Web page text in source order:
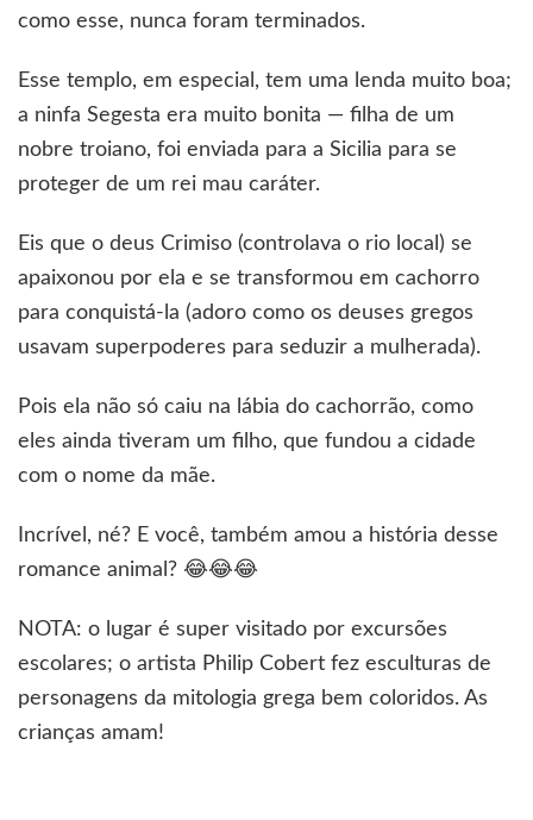
como esse, nunca foram terminados.
Esse templo, em especial, tem uma lenda muito boa;
a ninfa Segesta era muito bonita — filha de um
nobre troiano, foi enviada para a Sicilia para se
proteger de um rei mau caráter.
Eis que o deus Crimiso (controlava o rio local) se
apaixonou por ela e se transformou em cachorro
para conquistá-la (adoro como os deuses gregos
usavam superpoderes para seduzir a mulherada).
Pois ela não só caiu na lábia do cachorrão, como
eles ainda tiveram um filho, que fundou a cidade
com o nome da mãe.
Incrível, né? E você, também amou a história desse
romance animal? 😂😂😂
NOTA: o lugar é super visitado por excursões
escolares; o artista Philip Cobert fez esculturas de
personagens da mitologia grega bem coloridos. As
crianças amam!